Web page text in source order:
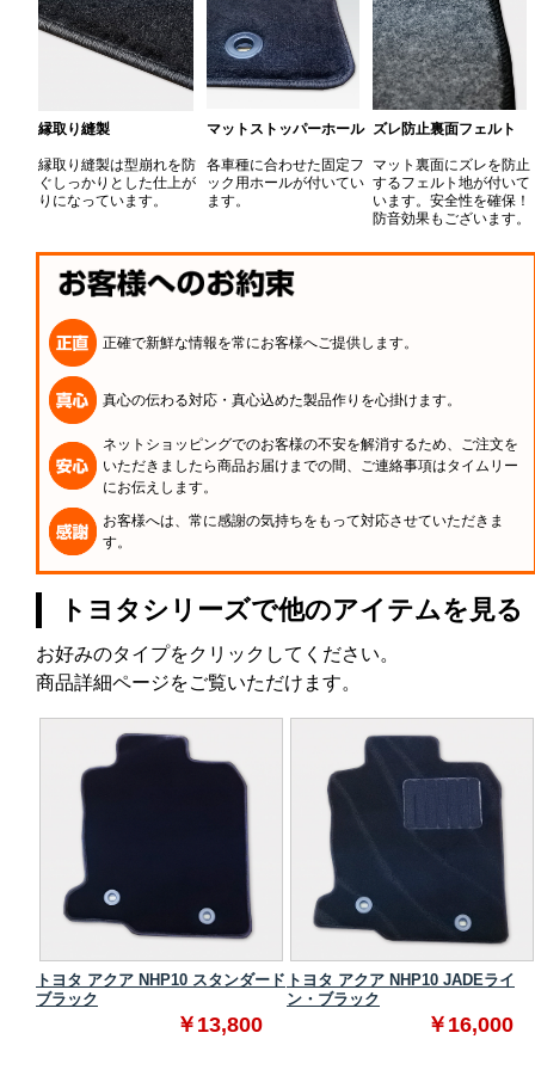
縁取り縫製
縁取り縫製は型崩れを防
ぐしっかりとした仕上が
りになっています。
マットストッパーホール
各車種に合わせた固定フ
ック用ホールが付いてい
ます。
ズレ防止裏面フェルト
マット裏面にズレを防止
するフェルト地が付いて
います。安全性を確保！
防音効果もございます。
正確で新鮮な情報を常にお客様へご提供します。
真心の伝わる対応・真心込めた製品作りを心掛けます。
ネットショッピングでのお客様の不安を解消するため、ご注文を
いただきましたら商品お届けまでの間、ご連絡事項はタイムリー
にお伝えします。
お客様へは、常に感謝の気持ちをもって対応させていただきま
す。
トヨタシリーズで他のアイテムを見る
お好みのタイプをクリックしてください。
商品詳細ページをご覧いただけます。
トヨタ アクア NHP10 スタンダード
ブラック
￥13,800
トヨタ アクア NHP10 JADEライ
ン・ブラック
￥16,000